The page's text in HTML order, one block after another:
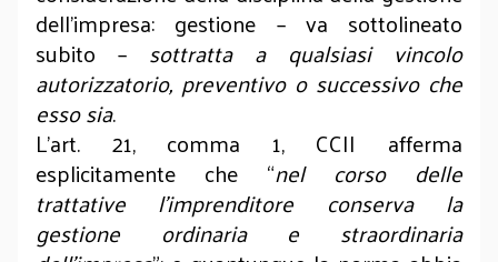
dell’impresa: gestione – va sottolineato
subito – sottratta a qualsiasi vincolo
autorizzatorio, preventivo o successivo che
esso sia.
L’art. 21, comma 1, CCII afferma
esplicitamente che “nel corso delle
trattative l’imprenditore conserva la
gestione ordinaria e straordinaria